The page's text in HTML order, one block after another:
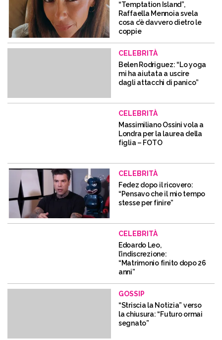
“Temptation Island”,
Raffaella Mennoia svela
cosa c’è davvero dietro le
coppie
CELEBRITÀ
Belen Rodriguez: “Lo yoga
mi ha aiutata a uscire
dagli attacchi di panico”
CELEBRITÀ
Massimiliano Ossini vola a
Londra per la laurea della
figlia – FOTO
CELEBRITÀ
Fedez dopo il ricovero:
“Pensavo che il mio tempo
stesse per finire”
CELEBRITÀ
Edoardo Leo,
l’indiscrezione:
“Matrimonio finito dopo 26
anni”
GOSSIP
“Striscia la Notizia” verso
la chiusura: “Futuro ormai
segnato”